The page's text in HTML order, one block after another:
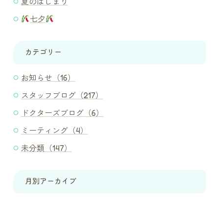
七夕
カテゴリー
お知らせ（16）
スタッフブログ（217）
ドクターズブログ（6）
ミーティング（4）
未分類（147）
月別アーカイブ